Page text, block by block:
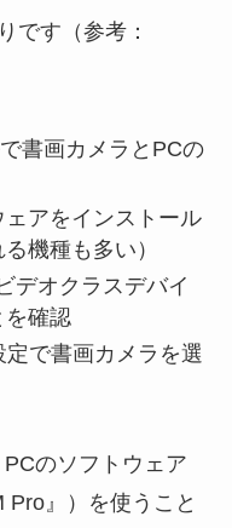
です（参考：
書画カメラとPCの
アをインストール
機種も多い）
デオクラスデバイ
を確認
で書画カメラを選
のソフトウェア
Pro』）を使うこと